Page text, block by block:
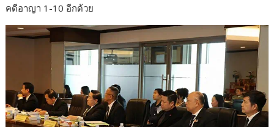
คดีอาญา 1-10 อีกด้วย